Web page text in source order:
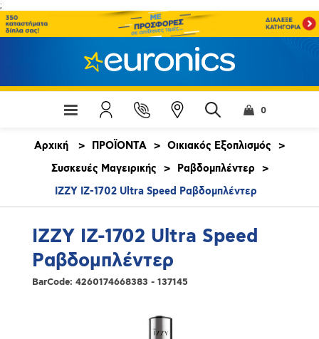
;
0
Αρχική > ΠΡΟΪΟΝΤΑ > Οικιακός Εξοπλισμός
>
Συσκευές Μαγειρικής
> Ραβδομπλέντερ
>
IZZY IZ-1702 Ultra Speed Ραβδομπλέντερ
IZZY IZ-1702 Ultra Speed
Ραβδομπλέντερ
BarCode: 4260174668383 - 137145